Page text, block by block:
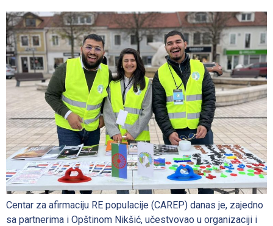
Centar za afirmaciju RE populacije (CAREP) danas je, zajedno
sa partnerima i Opštinom Nikšić, učestvovao u organizaciji i